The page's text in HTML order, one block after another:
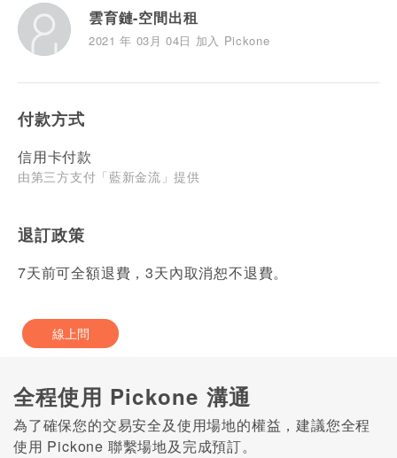
雲育鏈-空間出租
2021 年 03月 04日 加入 Pickone
付款方式
信用卡付款
由第三方支付「藍新金流」提供
退訂政策
7天前可全額退費，3天內取消恕不退費。
線上問
全程使用 Pickone 溝通
為了確保您的交易安全及使用場地的權益，建議您全程
使用 Pickone 聯繫場地及完成預訂。